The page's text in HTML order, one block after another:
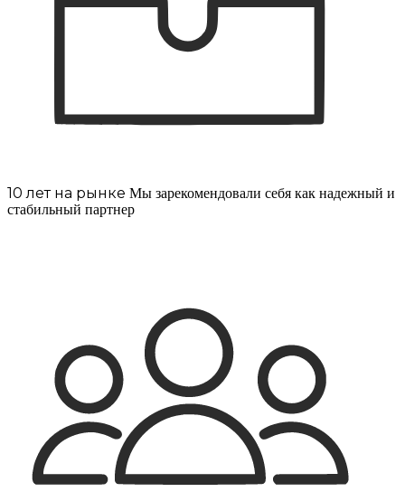
10 лет на рынке Мы зарекомендовали себя как надежный и
стабильный партнер